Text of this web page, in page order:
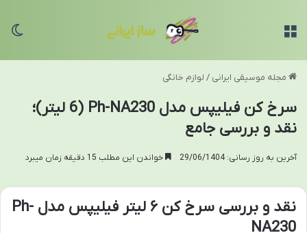
مجله موسیقی ایرانی / لوازم خانگی
سرخ کن فیلیپس مدل Ph-NA230 (6 لیتر)؛
نقد و بررسی جامع
آخرین به روز رسانی: 29/06/1404 خواندن این مطلب 15 دقیقه زمان میبرد
نقد و بررسی سرخ کن ۶ لیتر فیلیپس مدل Ph-
NA230